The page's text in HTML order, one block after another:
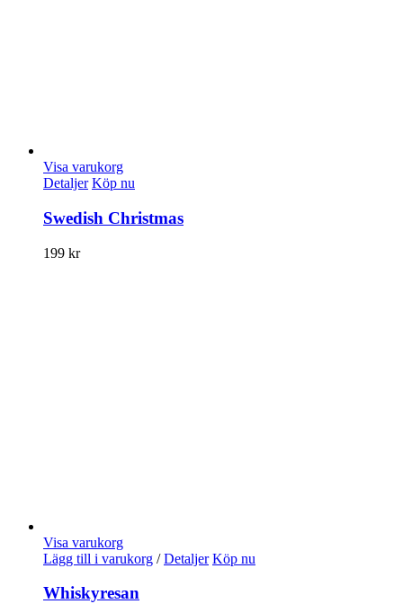
Visa varukorg
Detaljer Köp nu
Swedish Christmas
199 kr
Visa varukorg
Lägg till i varukorg / Detaljer Köp nu
Whiskyresan